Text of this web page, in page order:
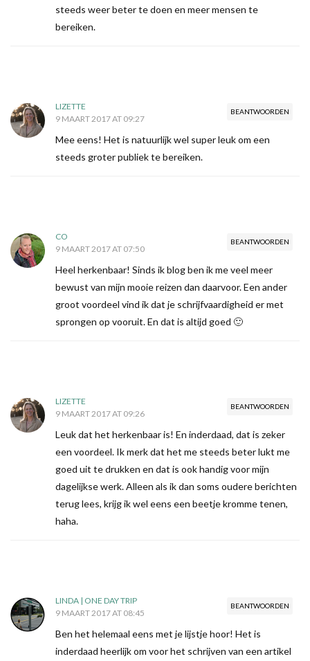
steeds weer beter te doen en meer mensen te
bereiken.
BEANTWOORDEN
LIZETTE
9 MAART 2017 AT 09:27
Mee eens! Het is natuurlijk wel super leuk om een
steeds groter publiek te bereiken.
BEANTWOORDEN
CO
9 MAART 2017 AT 07:50
Heel herkenbaar! Sinds ik blog ben ik me veel meer
bewust van mijn mooie reizen dan daarvoor. Een ander
groot voordeel vind ik dat je schrijfvaardigheid er met
sprongen op vooruit. En dat is altijd goed 🙂
BEANTWOORDEN
LIZETTE
9 MAART 2017 AT 09:26
Leuk dat het herkenbaar is! En inderdaad, dat is zeker
een voordeel. Ik merk dat het me steeds beter lukt me
goed uit te drukken en dat is ook handig voor mijn
dagelijkse werk. Alleen als ik dan soms oudere berichten
terug lees, krijg ik wel eens een beetje kromme tenen,
haha.
BEANTWOORDEN
LINDA | ONE DAY TRIP
9 MAART 2017 AT 08:45
Ben het helemaal eens met je lijstje hoor! Het is
inderdaad heerlijk om voor het schrijven van een artikel